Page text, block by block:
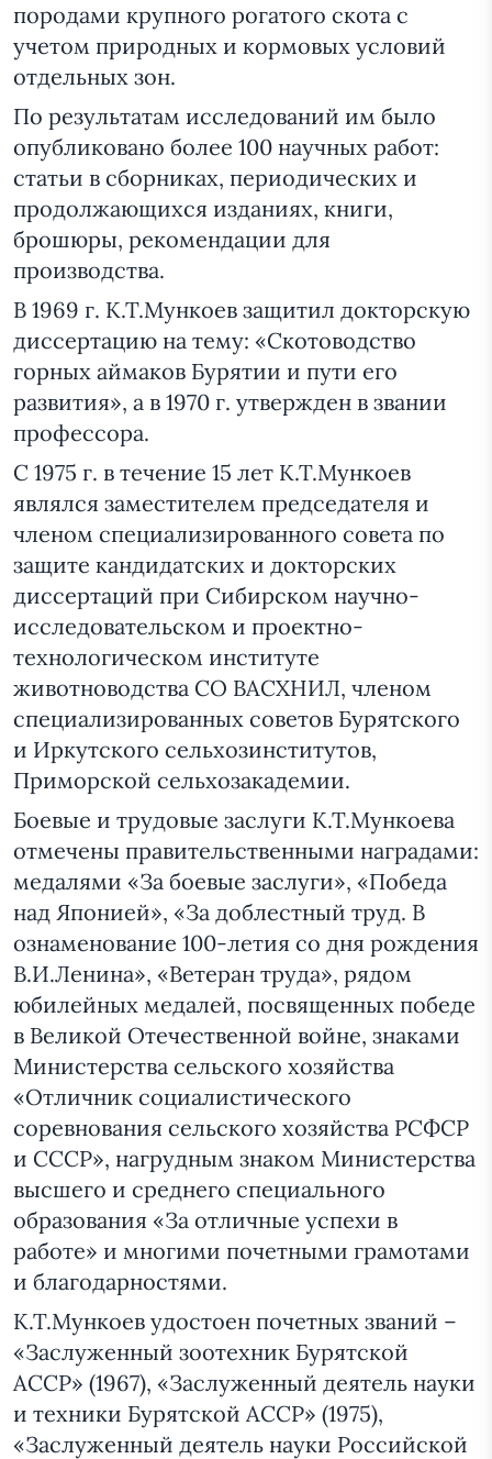
породами крупного рогатого скота с
учетом природных и кормовых условий
отдельных зон.
По результатам исследований им было
опубликовано более 100 научных работ:
статьи в сборниках, периодических и
продолжающихся изданиях, книги,
брошюры, рекомендации для
производства.
В 1969 г. К.Т.Мункоев защитил докторскую
диссертацию на тему: «Скотоводство
горных аймаков Бурятии и пути его
развития», а в 1970 г. утвержден в звании
профессора.
С 1975 г. в течение 15 лет К.Т.Мункоев
являлся заместителем председателя и
членом специализированного совета по
защите кандидатских и докторских
диссертаций при Сибирском научно-
исследовательском и проектно-
технологическом институте
животноводства СО ВАСХНИЛ, членом
специализированных советов Бурятского
и Иркутского сельхозинститутов,
Приморской сельхозакадемии.
Боевые и трудовые заслуги К.Т.Мункоева
отмечены правительственными наградами:
медалями «За боевые заслуги», «Победа
над Японией», «За доблестный труд. В
ознаменование 100-летия со дня рождения
В.И.Ленина», «Ветеран труда», рядом
юбилейных медалей, посвященных победе
в Великой Отечественной войне, знаками
Министерства сельского хозяйства
«Отличник социалистического
соревнования сельского хозяйства РСФСР
и СССР», нагрудным знаком Министерства
высшего и среднего специального
образования «За отличные успехи в
работе» и многими почетными грамотами
и благодарностями.
К.Т.Мункоев удостоен почетных званий –
«Заслуженный зоотехник Бурятской
АССР» (1967), «Заслуженный деятель науки
и техники Бурятской АССР» (1975),
«Заслуженный деятель науки Российской